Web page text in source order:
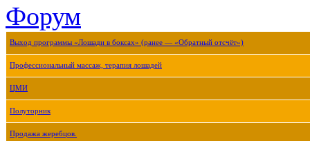
Форум
Выход программы «Лошади в боксах» (ранее — «Обратный отсчёт»)
Профессиональный массаж, терапия лошадей
ЦМИ
Полуторник
Продажа жеребцов.